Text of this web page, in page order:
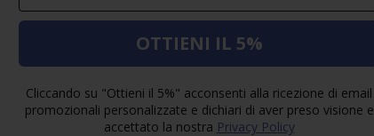
OTTIENI IL 5%
Cliccando su "Ottieni il 5%" acconsenti alla ricezione di email
promozionali personalizzate e dichiari di aver preso visione e
accettato la nostra Privacy Policy